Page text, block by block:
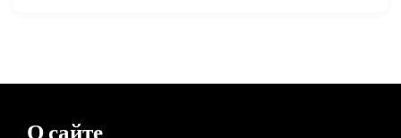
выявления рисков раннего старения
О сайте